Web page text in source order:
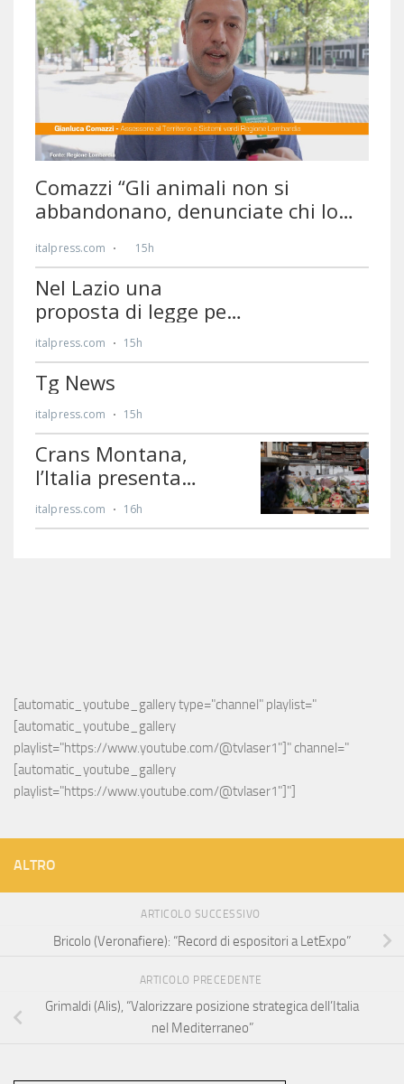
[automatic_youtube_gallery type="channel" playlist="
[automatic_youtube_gallery
playlist="https://www.youtube.com/@tvlaser1"]" channel="
[automatic_youtube_gallery
playlist="https://www.youtube.com/@tvlaser1"]"]
ALTRO
ARTICOLO SUCCESSIVO
Bricolo (Veronafiere): “Record di espositori a LetExpo”
ARTICOLO PRECEDENTE
Grimaldi (Alis), “Valorizzare posizione strategica dell’Italia
nel Mediterraneo”